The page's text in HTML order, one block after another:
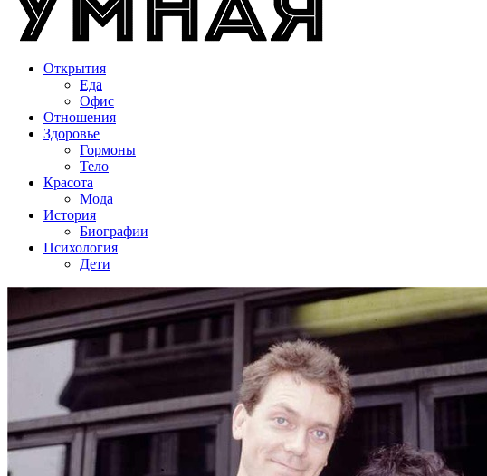
Открытия
Еда
Офис
Отношения
Здоровье
Гормоны
Тело
Красота
Мода
История
Биографии
Психология
Дети